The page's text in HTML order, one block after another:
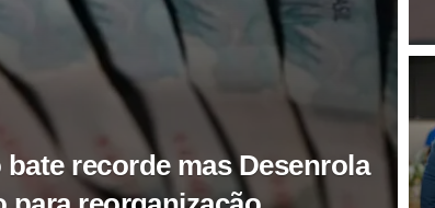
recorde mas Desenrola